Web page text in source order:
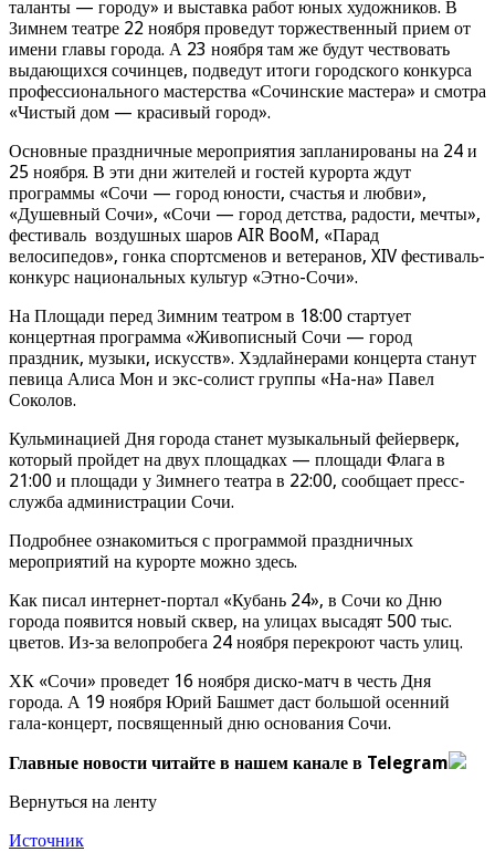
таланты — городу» и выставка работ юных художников. В
Зимнем театре 22 ноября проведут торжественный прием от
имени главы города. А 23 ноября там же будут чествовать
выдающихся сочинцев, подведут итоги городского конкурса
профессионального мастерства «Сочинские мастера» и смотра
«Чистый дом — красивый город».
Основные праздничные мероприятия запланированы на 24 и
25 ноября. В эти дни жителей и гостей курорта ждут
программы «Сочи — город юности, счастья и любви»,
«Душевный Сочи», «Сочи — город детства, радости, мечты»,
фестиваль воздушных шаров AIR BooM, «Парад
велосипедов», гонка спортсменов и ветеранов, XIV фестиваль-
конкурс национальных культур «Этно-Сочи».
На Площади перед Зимним театром в 18:00 стартует
концертная программа «Живописный Сочи — город
праздник, музыки, искусств». Хэдлайнерами концерта станут
певица Алиса Мон и экс-солист группы «На-на» Павел
Соколов.
Кульминацией Дня города станет музыкальный фейерверк,
который пройдет на двух площадках — площади Флага в
21:00 и площади у Зимнего театра в 22:00, сообщает пресс-
служба администрации Сочи.
Подробнее ознакомиться с программой праздничных
мероприятий на курорте можно здесь.
Как писал интернет-портал «Кубань 24», в Сочи ко Дню
города появится новый сквер, на улицах высадят 500 тыс.
цветов. Из-за велопробега 24 ноября перекроют часть улиц.
ХК «Сочи» проведет 16 ноября диско-матч в честь Дня
города. А 19 ноября Юрий Башмет даст большой осенний
гала-концерт, посвященный дню основания Сочи.
Главные новости читайте в нашем канале в Telegram
Вернуться на ленту
Источник